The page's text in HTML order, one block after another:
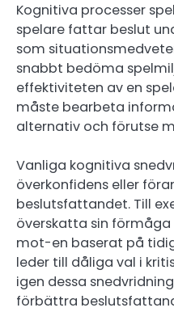
Kognitiva processer
spelare fattar beslut
som
snabbt bedöma
effektiviteten av en
måste bearbeta
alternativ och förutse
Vanliga kognitiva
överkonfidens eller
beslutsfattandet. Till
överskatta sin
mot-en baserat på
leder till dåliga val i
igen dessa
förbättra